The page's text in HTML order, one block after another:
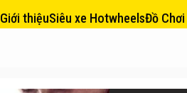
Giới thiệuSiêu xe HotwheelsĐồ Chơi